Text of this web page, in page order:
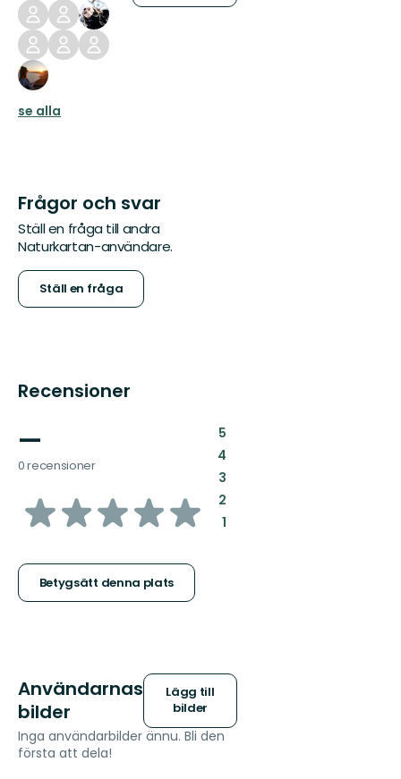
se alla
Frågor och svar
Ställ en fråga till andra
Naturkartan-användare.
Ställ en fråga
Recensioner
—
0 recensioner
av
stjärnor
Betygsätt denna plats
5:
4:
3:
2:
1:
Användarnas
bilder
Lägg till
bilder
Inga användarbilder ännu. Bli den
första att dela!